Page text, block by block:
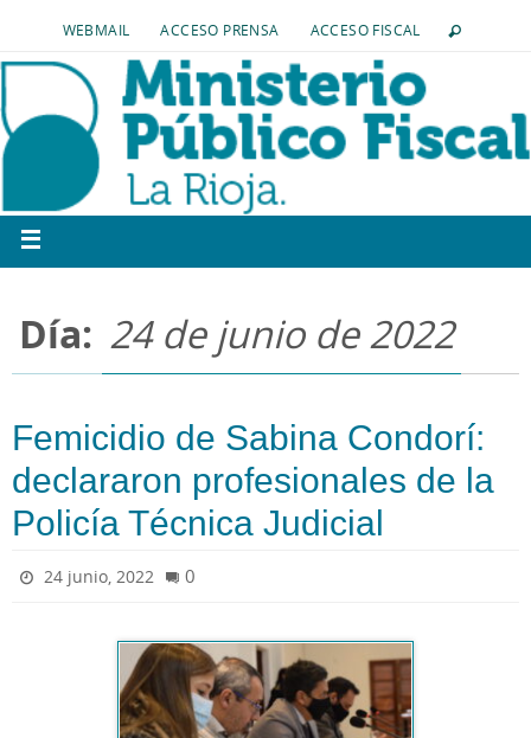
WEBMAIL ACCESO PRENSA ACCESO FISCAL
Día: 24 de junio de 2022
Femicidio de Sabina Condorí:
declararon profesionales de la
Policía Técnica Judicial
24 junio, 2022 0